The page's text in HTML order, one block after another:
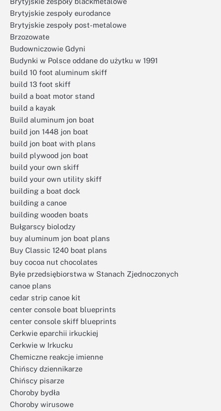
Brytyjskie zespoły eurodance
Brytyjskie zespoły post-metalowe
Brzozowate
Budowniczowie Gdyni
Budynki w Polsce oddane do użytku w 1991
build 10 foot aluminum skiff
build 13 foot skiff
build a boat motor stand
build a kayak
Build aluminum jon boat
build jon 1448 jon boat
build jon boat with plans
build plywood jon boat
build your own skiff
build your own utility skiff
building a boat dock
building a canoe
building wooden boats
Bułgarscy biolodzy
buy aluminum jon boat plans
Buy Classic 1240 boat plans
buy cocoa nut chocolates
Byłe przedsiębiorstwa w Stanach Zjednoczonych
canoe plans
cedar strip canoe kit
center console boat blueprints
center console skiff blueprints
Cerkwie eparchii irkuckiej
Cerkwie w Irkucku
Chemiczne reakcje imienne
Chińscy dziennikarze
Chińscy pisarze
Choroby bydła
Choroby wirusowe